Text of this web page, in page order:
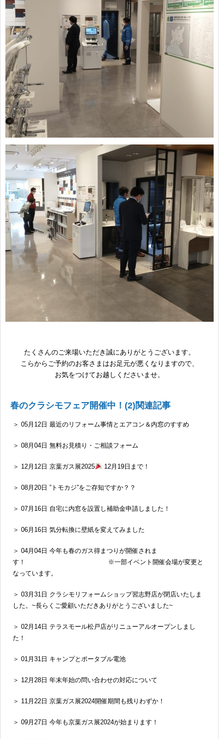
たくさんのご来場いただき誠にありがとうございます。
こらからご予約のお客さまはお足元が悪くなりますので、
お気をつけてお越しくださいませ。
春のクラシモフェア開催中！(2)関連記事
＞ 05月12日 最近のリフォーム事情とエアコン＆内窓のすすめ
＞ 08月04日 無料お見積り・ご相談フォーム
＞ 12月12日 京葉ガス展2025 12月19日まで！
＞ 08月20日 ”トモカジ”をご存知ですか？？
＞ 07月16日 自宅に内窓を設置し補助金申請しました！
＞ 06月16日 気分転換に壁紙を変えてみました
＞ 04月04日 今年も春のガス得まつりが開催されま
す！ ※一部イベント開催会場が変更と
なっています。
＞ 03月31日 クラシモリフォームショップ習志野店が閉店いたしま
した。~長らくご愛顧いただきありがとうございました~
＞ 02月14日 テラスモール松戸店がリニューアルオープンしまし
た！
＞ 01月31日 キャンプとポータブル電池
＞ 12月28日 年末年始の問い合わせの対応について
＞ 11月22日 京葉ガス展2024開催期間も残りわずか！
＞ 09月27日 今年も京葉ガス展2024が始まります！